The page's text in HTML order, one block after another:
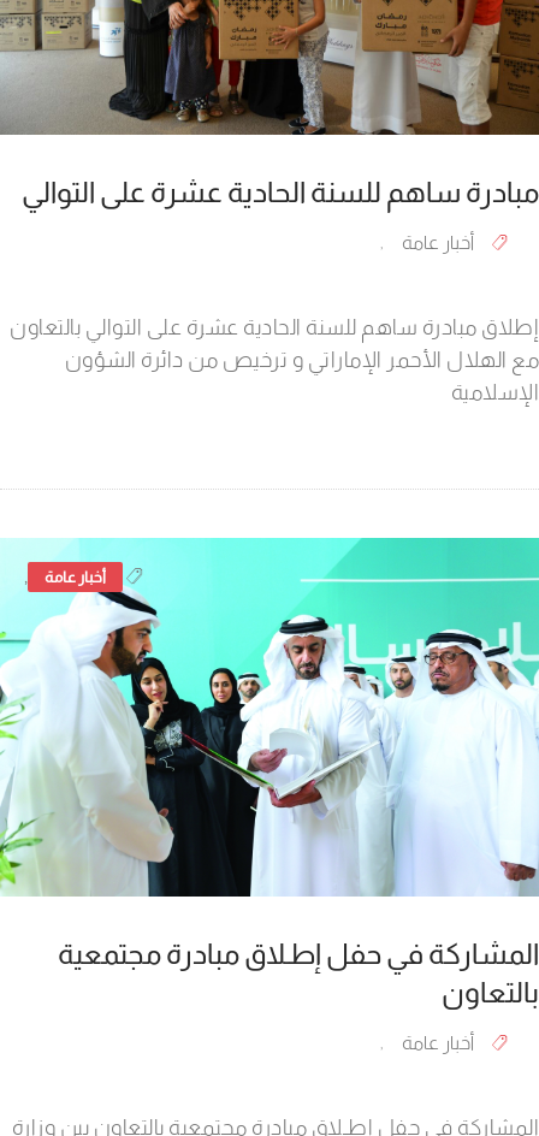
مبادرة ساهم للسنة الحادية عشرة على التوالي
أخبار عامة ,
إطلاق مبادرة ساهم للسنة الحادية عشرة على التوالي بالتعاون
مع الهلال الأحمر الإماراتي و ترخيص من دائرة الشؤون
الإسلامية
أخبار عامة
المشاركة في حفل إطـلاق مبادرة مجتمعية
بالتعاون
أخبار عامة ,
المشاركة في حفل إطـلاق مبادرة مجتمعية بالتعاون بين وزارة